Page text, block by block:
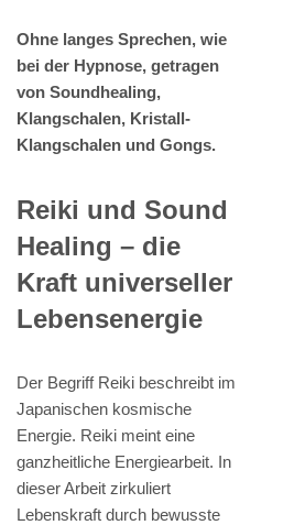
Ohne langes Sprechen, wie
bei der Hypnose, getragen
von Soundhealing,
Klangschalen, Kristall-
Klangschalen und Gongs.
Reiki und Sound
Healing – die
Kraft universeller
Lebensenergie
Der Begriff Reiki beschreibt im
Japanischen kosmische
Energie. Reiki meint eine
ganzheitliche Energiearbeit. In
dieser Arbeit zirkuliert
Lebenskraft durch bewusste